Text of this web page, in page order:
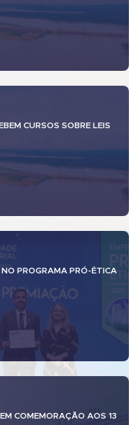
CURSOS SOBRE LEIS
NO PROGRAMA PRÓ-ÉTICA
COMEMORAÇÃO AOS 13